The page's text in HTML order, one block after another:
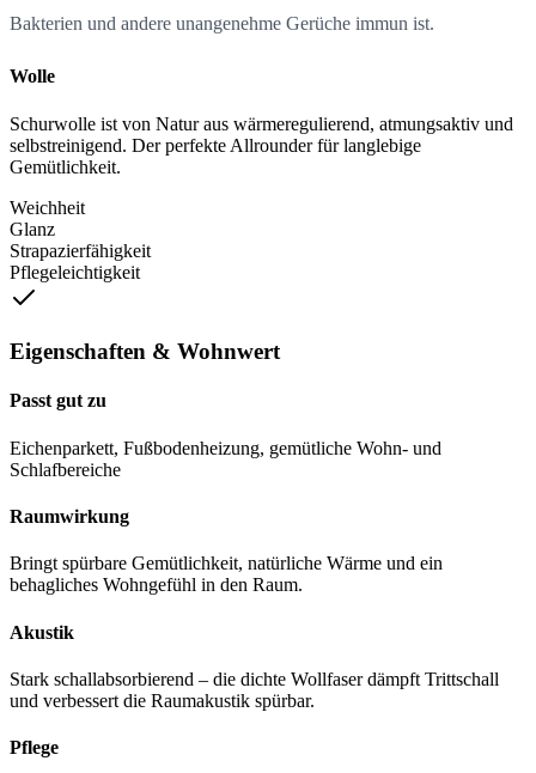
Bakterien und andere unangenehme Gerüche immun ist.
Wolle
Schurwolle ist von Natur aus wärmeregulierend, atmungsaktiv und
selbstreinigend. Der perfekte Allrounder für langlebige
Gemütlichkeit.
Weichheit
Glanz
Strapazierfähigkeit
Pflegeleichtigkeit
Eigenschaften & Wohnwert
Passt gut zu
Eichenparkett, Fußbodenheizung, gemütliche Wohn- und
Schlafbereiche
Raumwirkung
Bringt spürbare Gemütlichkeit, natürliche Wärme und ein
behagliches Wohngefühl in den Raum.
Akustik
Stark schallabsorbierend – die dichte Wollfaser dämpft Trittschall
und verbessert die Raumakustik spürbar.
Pflege